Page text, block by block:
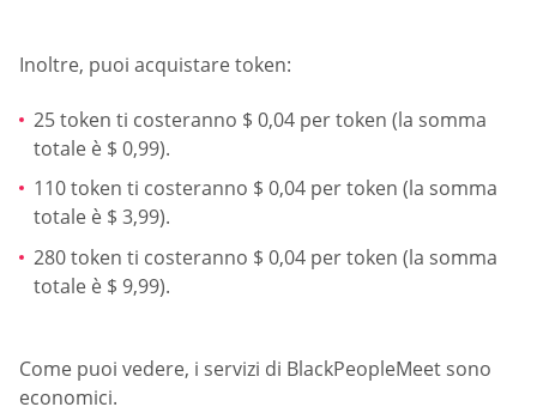
Inoltre, puoi acquistare token:
25 token ti costeranno $ 0,04 per token (la somma
totale è $ 0,99).
110 token ti costeranno $ 0,04 per token (la somma
totale è $ 3,99).
280 token ti costeranno $ 0,04 per token (la somma
totale è $ 9,99).
Come puoi vedere, i servizi di BlackPeopleMeet sono
economici.